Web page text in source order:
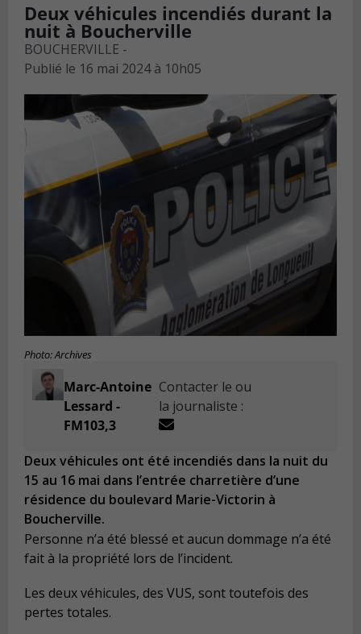
Deux véhicules incendiés durant la
nuit à Boucherville
BOUCHERVILLE -
Publié le 16 mai 2024 à 10h05
Photo: Archives
Marc-Antoine
Lessard -
FM103,3
Contacter le ou
la journaliste :
Deux véhicules ont été incendiés dans la nuit du
15 au 16 mai dans l’entrée charretière d’une
résidence du boulevard Marie-Victorin à
Boucherville.
Personne n’a été blessé et aucun dommage n’a été
fait à la propriété lors de l’incident.
Les deux véhicules, des VUS, sont toutefois des
pertes totales.